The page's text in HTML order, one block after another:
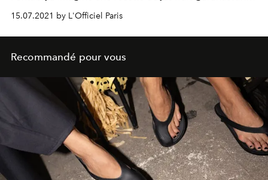
bonne mine et longévité. L'Officiel vous dévoile coment
reproduire cette boisson miracle, idéale pour s’hydrater
en beauté et raffermir sa peau.
15.07.2021 by L'Officiel Paris
Recommandé pour vous